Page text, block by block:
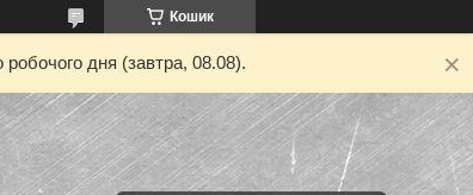
Кошик
дня (завтра, 08.08).